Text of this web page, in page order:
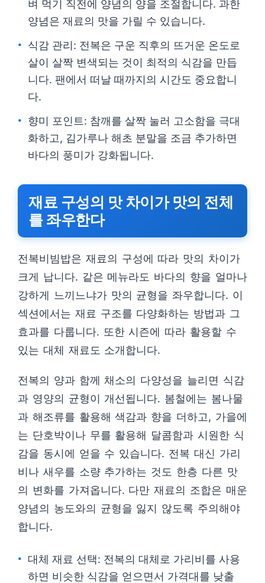
벼 먹기 직전에 양념의 양을 조절합니다. 과한
양념은 재료의 맛을 가릴 수 있습니다.
식감 관리: 전복은 구운 직후의 뜨거운 온도로
살이 살짝 변색되는 것이 최적의 식감을 만듭
니다. 팬에서 떠날 때까지의 시간도 중요합니
다.
향미 포인트: 참깨를 살짝 눌러 고소함을 극대
화하고, 김가루나 해초 분말을 조금 추가하면
바다의 풍미가 강화됩니다.
재료 구성의 맛 차이가 맛의 전체
를 좌우한다
전복비빔밥은 재료의 구성에 따라 맛의 차이가
크게 납니다. 같은 메뉴라도 바다의 향을 얼마나
강하게 느끼느냐가 맛의 균형을 좌우합니다. 이
섹션에서는 재료 구조를 다양화하는 방법과 그
효과를 다룹니다. 또한 시즌에 따라 활용할 수
있는 대체 재료도 소개합니다.
전복의 양과 함께 채소의 다양성을 늘리면 식감
과 영양의 균형이 개선됩니다. 봄철에는 봄나물
과 해조류를 활용해 색감과 향을 더하고, 가을에
는 단호박이나 무를 활용해 달콤함과 시원한 식
감을 동시에 얻을 수 있습니다. 전복 대신 가리
비나 새우를 소량 추가하는 것도 한층 다른 맛
의 변화를 가져옵니다. 다만 재료의 조합은 매운
양념의 농도와의 균형을 잃지 않도록 주의해야
합니다.
대체 재료 선택: 전복의 대체로 가리비를 사용
하면 비슷한 식감을 얻으면서 가격대를 낮출